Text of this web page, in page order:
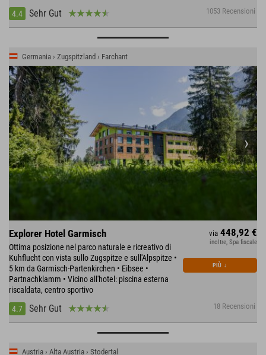
4.4
Sehr Gut 1053 Recensioni
Germania › Zugspitzland › Farchant
Explorer Hotel Garmisch
Ottima posizione nel parco naturale e ricreativo di
Kuhflucht con vista sullo Zugspitze e sull'Alpspitze •
5 km da Garmisch-Partenkirchen • Eibsee •
Partnachklamm • Vicino all'hotel: piscina esterna
riscaldata, centro sportivo
4.7
Sehr Gut 18 Recensioni
via 448,92 €
inoltre, Spa fiscale
PIÙ ↓
Austria › Alta Austria › Stodertal